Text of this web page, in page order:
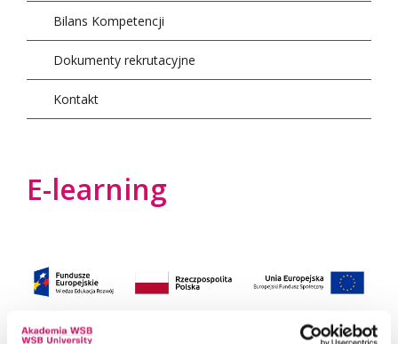
Bilans Kompetencji
Dokumenty rekrutacyjne
Kontakt
E-learning
W ramach zadania powstaną następujące kursy: